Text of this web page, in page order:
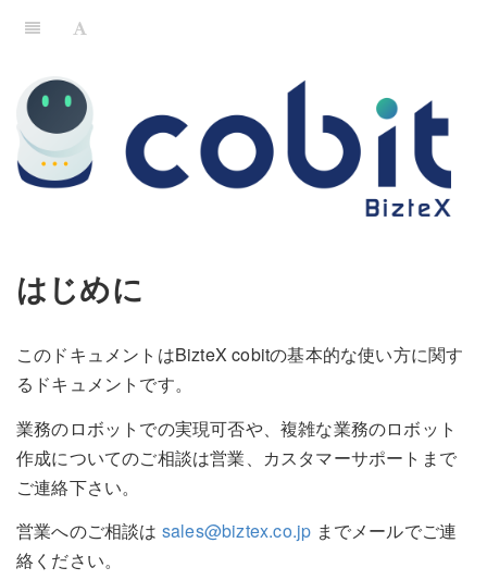
はじめに
このドキュメントはBizteX cobitの基本的な使い方に関す
るドキュメントです。
業務のロボットでの実現可否や、複雑な業務のロボット
作成についてのご相談は営業、カスタマーサポートまで
ご連絡下さい。
営業へのご相談は sales@biztex.co.jp までメールでご連
絡ください。